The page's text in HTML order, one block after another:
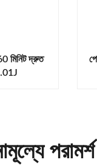
মিনিট দ্রুত